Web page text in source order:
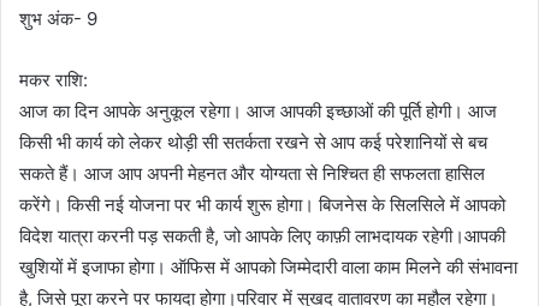
शुभ अंक- 9
मकर राशि:
आज का दिन आपके अनुकूल रहेगा। आज आपकी इच्छाओं की पूर्ति होगी। आज
किसी भी कार्य को लेकर थोड़ी सी सतर्कता रखने से आप कई परेशानियों से बच
सकते हैं। आज आप अपनी मेहनत और योग्यता से निश्चित ही सफलता हासिल
करेंगे। किसी नई योजना पर भी कार्य शुरू होगा। बिजनेस के सिलसिले में आपको
विदेश यात्रा करनी पड़ सकती है, जो आपके लिए काफ़ी लाभदायक रहेगी।आपकी
खुशियों में इजाफा होगा। ऑफिस में आपको जिम्मेदारी वाला काम मिलने की संभावना
है, जिसे पूरा करने पर फायदा होगा।परिवार में सुखद वातावरण का महौल रहेगा।